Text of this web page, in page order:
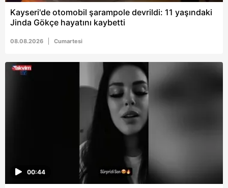
Kayseri'de otomobil şarampole devrildi: 11 yaşındaki
Jinda Gökçe hayatını kaybetti
08.08.2026 Cumartesi
00:44